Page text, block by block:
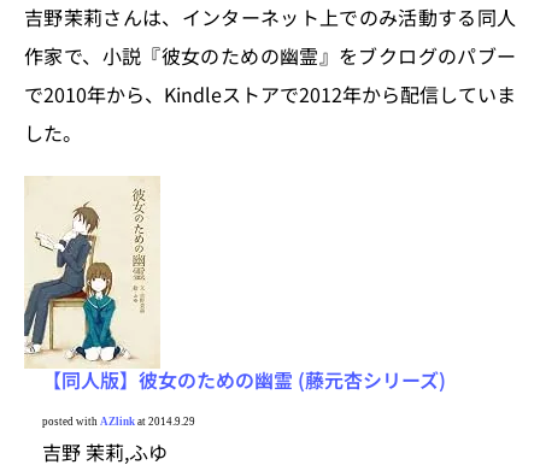
吉野茉莉さんは、インターネット上でのみ活動する同人
作家で、小説『彼女のための幽霊』をブクログのパブー
で2010年から、Kindleストアで2012年から配信していま
した。
【同人版】彼女のための幽霊 (藤元杏シリーズ)
posted with AZlink at 2014.9.29
吉野 茉莉,ふゆ